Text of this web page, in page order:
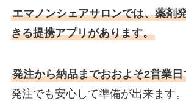
エマノンシェアサロンでは、薬剤
きる提携アプリがあります。
発注から納品までおおよそ2営業日
発注でも安心して準備が出来ます。